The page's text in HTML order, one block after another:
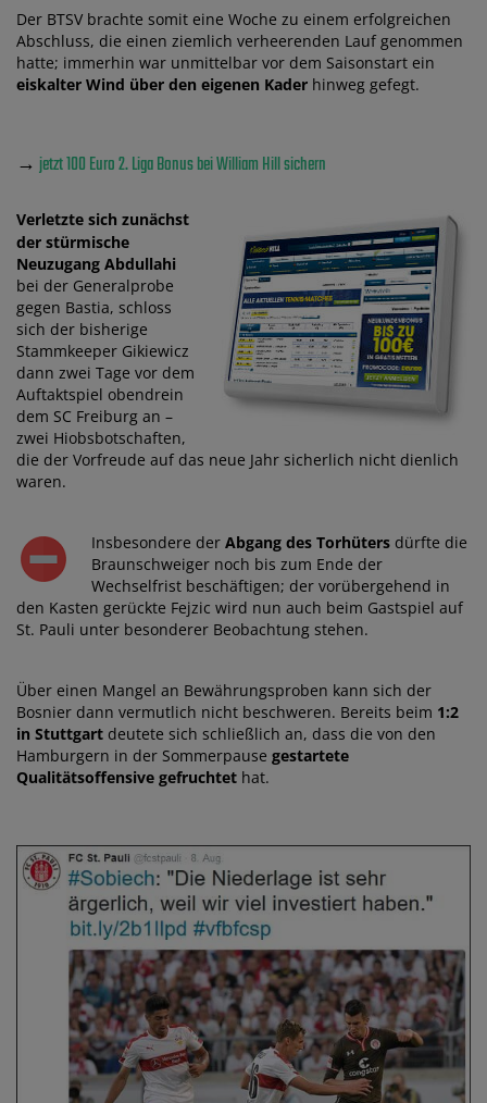
Der BTSV brachte somit eine Woche zu einem erfolgreichen
Abschluss, die einen ziemlich verheerenden Lauf genommen
hatte; immerhin war unmittelbar vor dem Saisonstart ein
eiskalter Wind über den eigenen Kader hinweg gefegt.
→ jetzt 100 Euro 2. Liga Bonus bei William Hill sichern
Verletzte sich zunächst
der stürmische
Neuzugang Abdullahi
bei der Generalprobe
gegen Bastia, schloss
sich der bisherige
Stammkeeper Gikiewicz
dann zwei Tage vor dem
Auftaktspiel obendrein
dem SC Freiburg an –
zwei Hiobsbotschaften,
die der Vorfreude auf das neue Jahr sicherlich nicht dienlich
waren.
Insbesondere derAbgang des Torhüters dürfte die
Braunschweiger noch bis zum Ende der
Wechselfrist beschäftigen; der vorübergehend in
den Kasten gerückte Fejzic wird nun auch beim Gastspiel auf
St. Pauli unter besonderer Beobachtung stehen.
Über einen Mangel an Bewährungsproben kann sich der
Bosnier dann vermutlich nicht beschweren. Bereits beim 1:2
in Stuttgart deutete sich schließlich an, dass die von den
Hamburgern in der Sommerpause gestartete
Qualitätsoffensive gefruchtet hat.